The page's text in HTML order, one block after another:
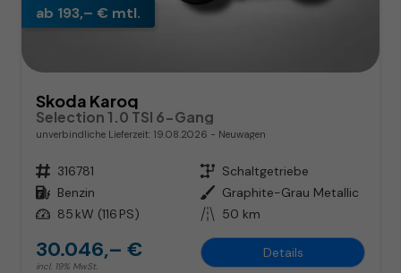
ab 193,– € mtl.
Skoda Karoq
Selection 1.0 TSI 6-Gang
unverbindliche Lieferzeit: 19.08.2026 Neuwagen
Fahrzeugnr. 316781 Getriebe Schaltgetriebe
Kraftstoff Benzin Außenfarbe Graphite-Grau Metallic
Leistung 85 kW (116 PS) Kilometerstand 50 km
30.046,– €
incl. 19% MwSt.
Details